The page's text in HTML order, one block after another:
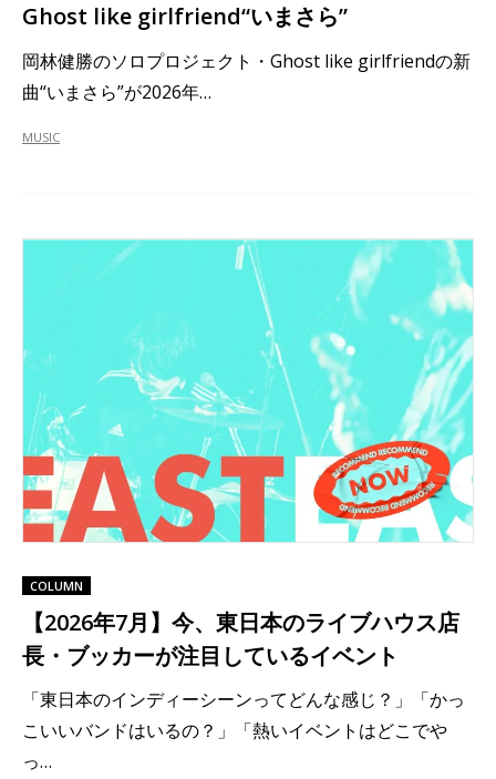
Ghost like girlfriend“いまさら”
岡林健勝のソロプロジェクト・Ghost like girlfriendの新
曲“いまさら”が2026年…
MUSIC
COLUMN
【2026年7月】今、東日本のライブハウス店
長・ブッカーが注目しているイベント
「東日本のインディーシーンってどんな感じ？」「かっ
こいいバンドはいるの？」「熱いイベントはどこでや
っ…